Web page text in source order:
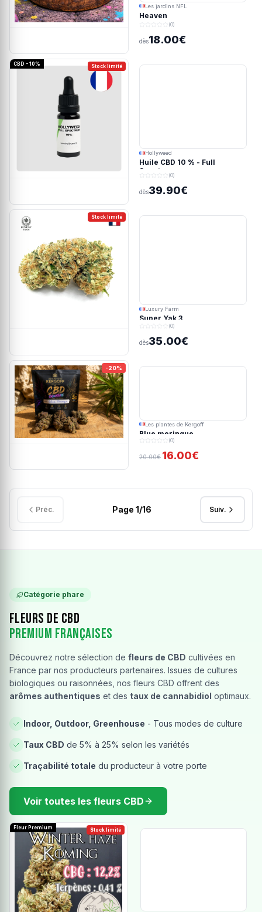
Les jardins NFL
Heaven
(0)
dès18.00€
Stock limité
CBD - 10%
Hollyweed
Huile CBD 10 % - Full
Spectrum
(0)
dès39.90€
Stock limité
Luxury Farm
Super Yak 3
(0)
dès35.00€
-20%
Les plantes de Kergoff
Blue meringue
(0)
20.00€ 16.00€
Préc. Page 1/16 Suiv.
Catégorie phare
Fleurs de CBD
Premium Françaises
Découvrez notre sélection de fleurs de CBD cultivées en
France par nos producteurs partenaires. Issues de cultures
biologiques ou raisonnées, nos fleurs CBD offrent des
arômes authentiques et des taux de cannabidiol optimaux.
Indoor, Outdoor, Greenhouse - Tous modes de culture
Taux CBD de 5% à 25% selon les variétés
Traçabilité totale du producteur à votre porte
Voir toutes les fleurs CBD
Stock limité
Fleur Premium